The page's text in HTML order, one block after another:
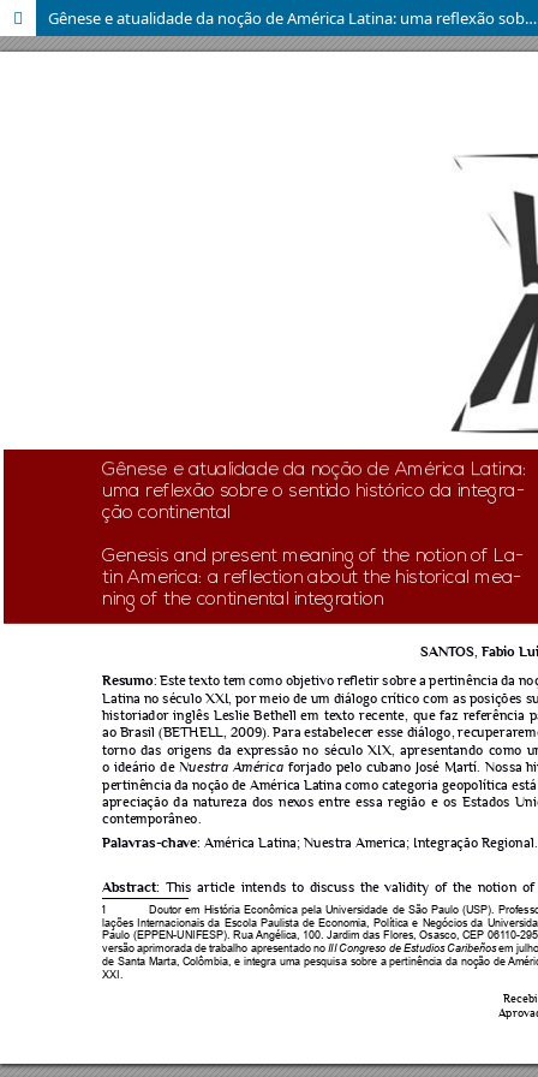
Gênese e atualidade da noção de América Latina: uma reflexão sobre o sentido histórico da integração continental